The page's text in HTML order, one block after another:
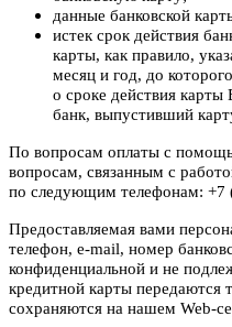
данные банковской
истек срок действия
карты, как правило,
месяц и год, до
о сроке действия
банк, выпустивший
По вопросам оплаты с
вопросам, связанным с
по следующим телефонам: +7
Предоставляемая вами
телефон, e-mail, номер
конфиденциальной и не
кредитной карты передаются
сохраняются на нашем Web-